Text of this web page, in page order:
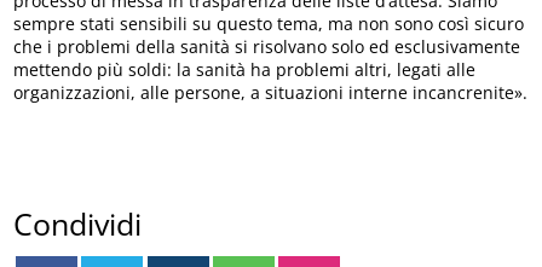
sempre stati sensibili su questo tema, ma non sono così sicuro
che i problemi della sanità si risolvano solo ed esclusivamente
mettendo più soldi: la sanità ha problemi altri, legati alle
organizzazioni, alle persone, a situazioni interne incancrenite».
Condividi